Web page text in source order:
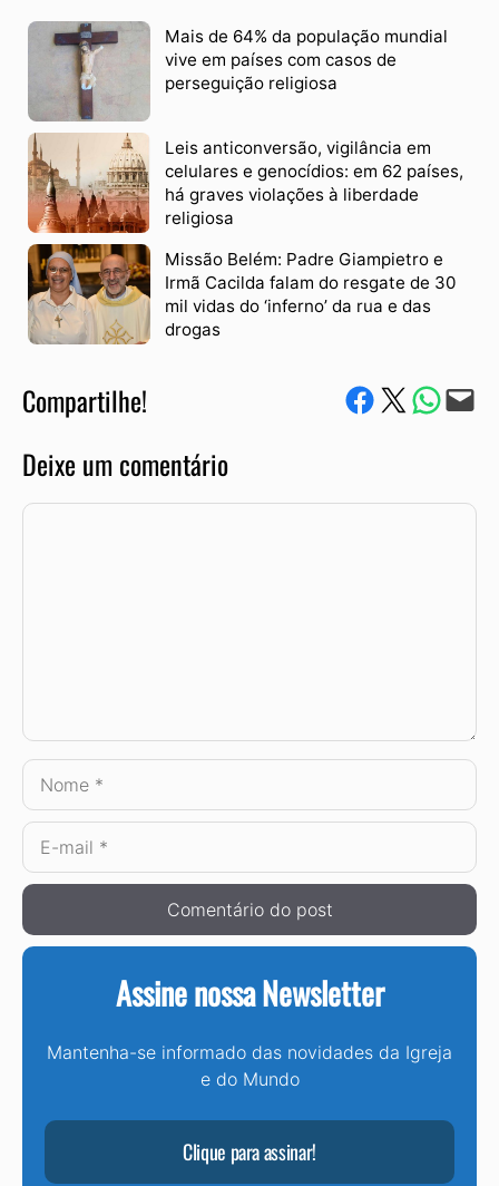
Mais de 64% da população mundial
vive em países com casos de
perseguição religiosa
Leis anticonversão, vigilância em
celulares e genocídios: em 62 países,
há graves violações à liberdade
religiosa
Missão Belém: Padre Giampietro e
Irmã Cacilda falam do resgate de 30
mil vidas do ‘inferno’ da rua e das
drogas
Compartilhe! Compartilhe no Facebook
Compartilhe no Twitter
Compartile via
Envie via e-mail
Deixe um comentário
Comentário
Nome
E-
mail
Assine nossa Newsletter
Mantenha-se informado das novidades da Igreja
e do Mundo
Clique para assinar!